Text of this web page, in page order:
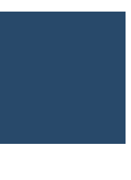
SPDS PARA